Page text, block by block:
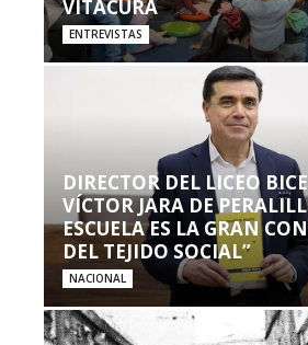
VITACURA
ENTREVISTAS
DIRECTOR DEL LICEO
VÍCTOR JARA DE
ESCUELA ES LA GRAN
DEL TEJIDO SOCIAL”
NACIONAL